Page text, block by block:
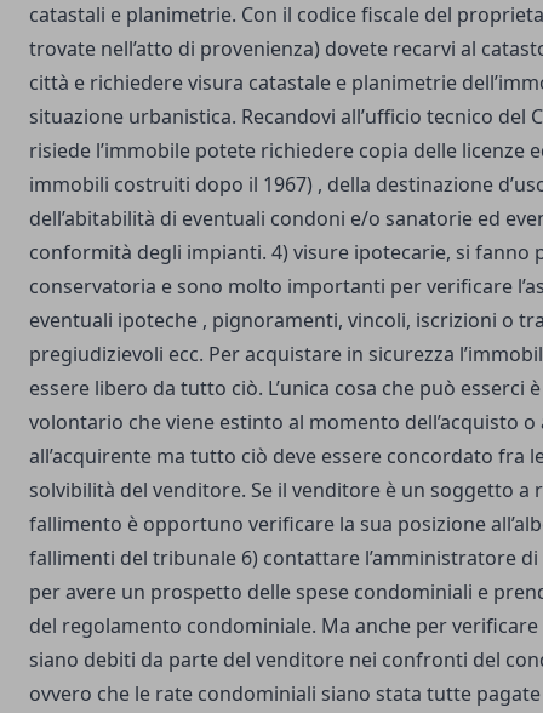
catastali e planimetrie. Con il codice fiscale del
trovate nell’atto di provenienza) dovete recarvi al
città e richiedere visura catastale e planimetrie
situazione urbanistica. Recandovi all’ufficio tecnico del
risiede l’immobile potete richiedere copia delle licenze
immobili costruiti dopo il 1967) , della destinazione
dell’abitabilità di eventuali condoni e/o sanatorie ed
conformità degli impianti. 4) visure ipotecarie, si fanno
conservatoria e sono molto importanti per verificare
eventuali ipoteche , pignoramenti, vincoli, iscrizioni o
pregiudizievoli ecc. Per acquistare in sicurezza
essere libero da tutto ciò. L’unica cosa che può esserci
volontario che viene estinto al momento dell’acquisto o
all’acquirente ma tutto ciò deve essere concordato fra
solvibilità del venditore. Se il venditore è un soggetto a
fallimento è opportuno verificare la sua posizione
fallimenti del tribunale 6) contattare l’amministratore
per avere un prospetto delle spese condominiali e
del regolamento condominiale. Ma anche per verificare
siano debiti da parte del venditore nei confronti del
ovvero che le rate condominiali siano stata tutte